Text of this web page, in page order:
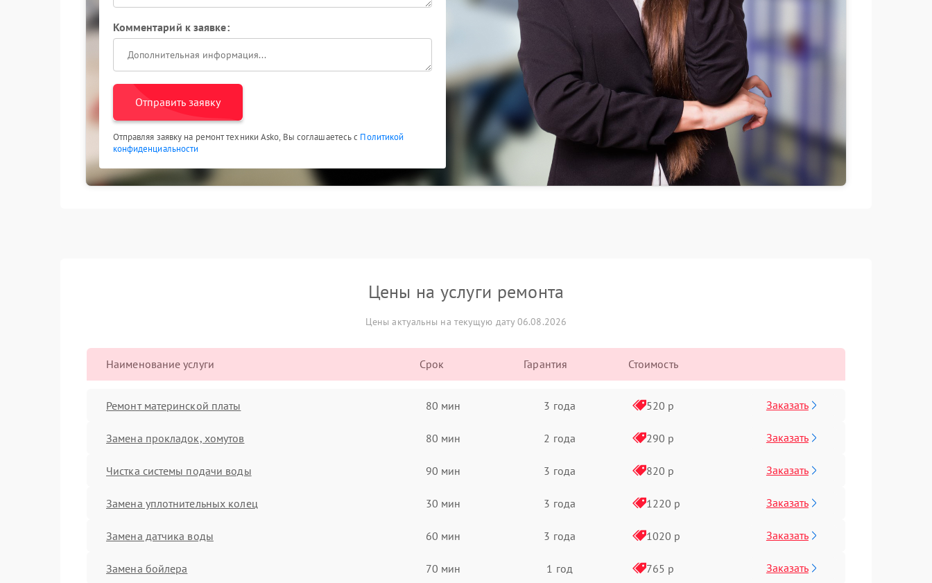
Комментарий к заявке:
Отправить заявку
Отправляя заявку на ремонт техники Asko, Вы соглашаетесь с Политикой
конфиденциальности
Цены на услуги ремонта
Цены актуальны на текущую дату 06.08.2026
Наименование услуги Срок Гарантия Стоимость
Ремонт материнской платы 80 мин 3 года 520 р Заказать
Замена прокладок, хомутов 80 мин 2 года 290 р Заказать
Чистка системы подачи воды 90 мин 3 года 820 р Заказать
Замена уплотнительных колец 30 мин 3 года 1220 р Заказать
Замена датчика воды 60 мин 3 года 1020 р Заказать
Замена бойлера 70 мин 1 год 765 р Заказать